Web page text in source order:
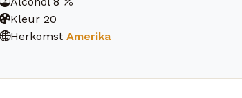
Kleur 20
Herkomst Amerika